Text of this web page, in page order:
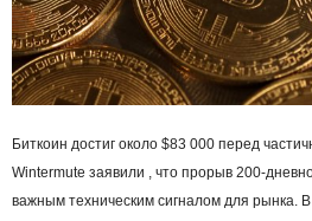
Биткоин достиг около $83 000 перед
Wintermute заявили , что прорыв 200-
важным техническим сигналом для рынка.